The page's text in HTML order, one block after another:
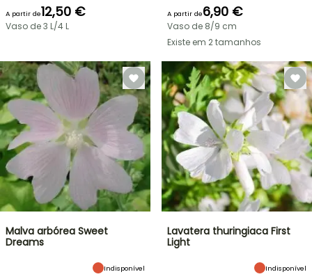
A partir de12,50 €
Vaso de 3 L/4 L
A partir de6,90 €
Vaso de 8/9 cm
Existe em 2 tamanhos
Malva arbórea Sweet
Dreams
Indisponível
Lavatera thuringiaca First
Light
Indisponível